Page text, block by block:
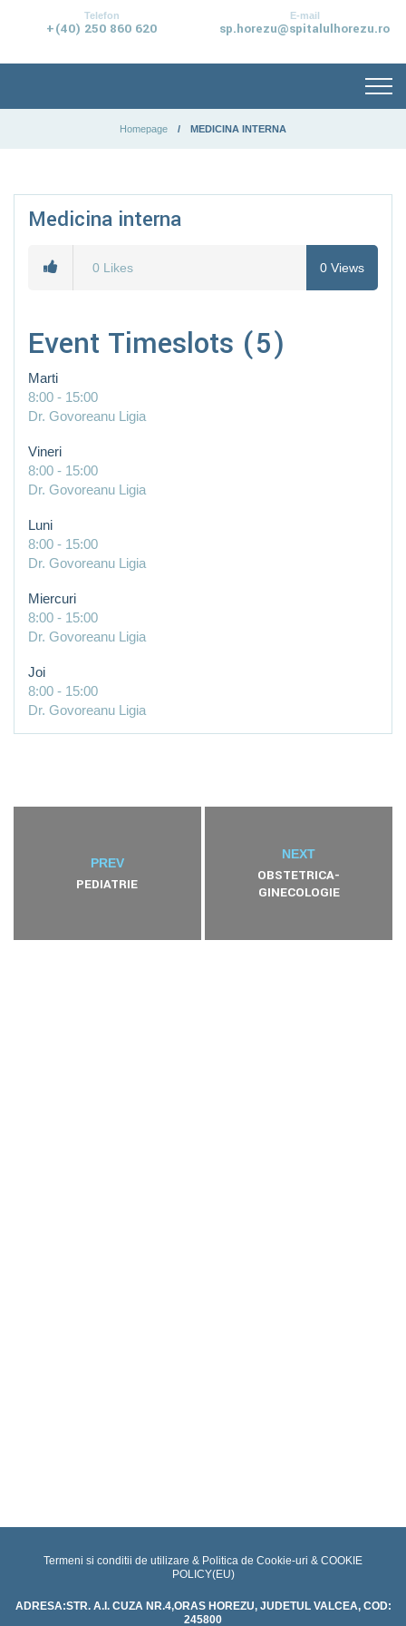
Telefon
+(40) 250 860 620
E-mail
sp.horezu@spitalulhorezu.ro
Homepage MEDICINA INTERNA
Medicina interna
0 Likes 0 Views
Event Timeslots (5)
Marti
8:00 - 15:00
Dr. Govoreanu Ligia
Vineri
8:00 - 15:00
Dr. Govoreanu Ligia
Luni
8:00 - 15:00
Dr. Govoreanu Ligia
Miercuri
8:00 - 15:00
Dr. Govoreanu Ligia
Joi
8:00 - 15:00
Dr. Govoreanu Ligia
PREV
PEDIATRIE
NEXT
OBSTETRICA-
GINECOLOGIE
Termeni si conditii de utilizare & Politica de Cookie-uri & COOKIE
POLICY(EU)
ADRESA:STR. A.I. CUZA NR.4,ORAS HOREZU, JUDETUL VALCEA, COD:
245800